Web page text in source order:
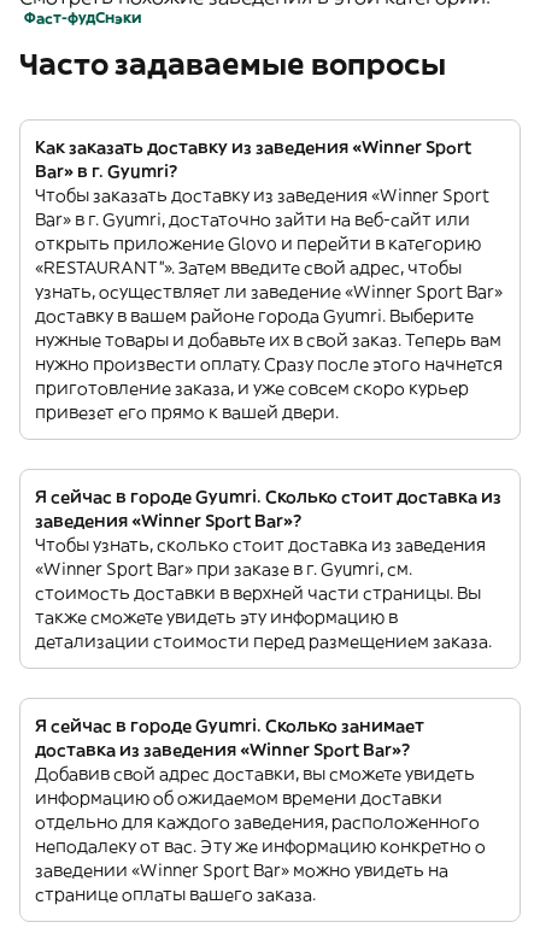
Фаст-фудСнэки
Часто задаваемые вопросы
Как заказать доставку из заведения «Winner Sport
Bar» в г. Gyumri?
Чтобы заказать доставку из заведения «Winner Sport
Bar» в г. Gyumri, достаточно зайти на веб-сайт или
открыть приложение Glovo и перейти в категорию
«RESTAURANT”». Затем введите свой адрес, чтобы
узнать, осуществляет ли заведение «Winner Sport Bar»
доставку в вашем районе города Gyumri. Выберите
нужные товары и добавьте их в свой заказ. Теперь вам
нужно произвести оплату. Сразу после этого начнется
приготовление заказа, и уже совсем скоро курьер
привезет его прямо к вашей двери.
Я сейчас в городе Gyumri. Сколько стоит доставка из
заведения «Winner Sport Bar»?
Чтобы узнать, сколько стоит доставка из заведения
«Winner Sport Bar» при заказе в г. Gyumri, см.
стоимость доставки в верхней части страницы. Вы
также сможете увидеть эту информацию в
детализации стоимости перед размещением заказа.
Я сейчас в городе Gyumri. Сколько занимает
доставка из заведения «Winner Sport Bar»?
Добавив свой адрес доставки, вы сможете увидеть
информацию об ожидаемом времени доставки
отдельно для каждого заведения, расположенного
неподалеку от вас. Эту же информацию конкретно о
заведении «Winner Sport Bar» можно увидеть на
странице оплаты вашего заказа.